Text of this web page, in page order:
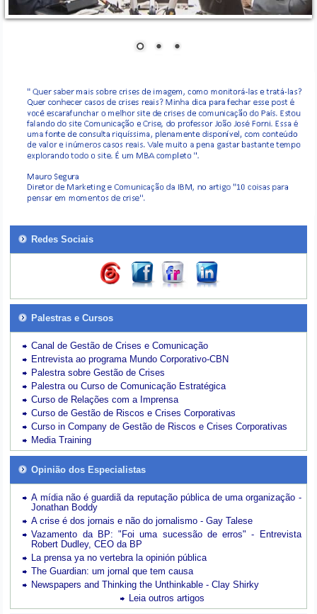
Redes Sociais
Palestras e Cursos
Canal de Gestão de Crises e Comunicação
Entrevista ao programa Mundo Corporativo-CBN
Palestra sobre Gestão de Crises
Palestra ou Curso de Comunicação Estratégica
Curso de Relações com a Imprensa
Curso de Gestão de Riscos e Crises Corporativas
Curso in Company de Gestão de Riscos e Crises Corporativas
Media Training
Opinião dos Especialistas
A mídia não é guardiã da reputação pública de uma organização -
Jonathan Boddy
A crise é dos jornais e não do jornalismo - Gay Talese
Vazamento da BP: "Foi uma sucessão de erros" - Entrevista
Robert Dudley, CEO da BP
La prensa ya no vertebra la opinión pública
The Guardian: um jornal que tem causa
Newspapers and Thinking the Unthinkable - Clay Shirky
Leia outros artigos